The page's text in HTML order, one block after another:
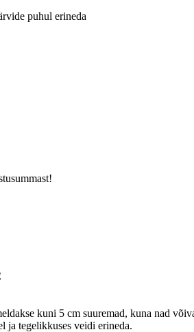
puhul erineda
kuni 5 cm suuremad, kuna nad
ja tegelikkuses veidi erineda.